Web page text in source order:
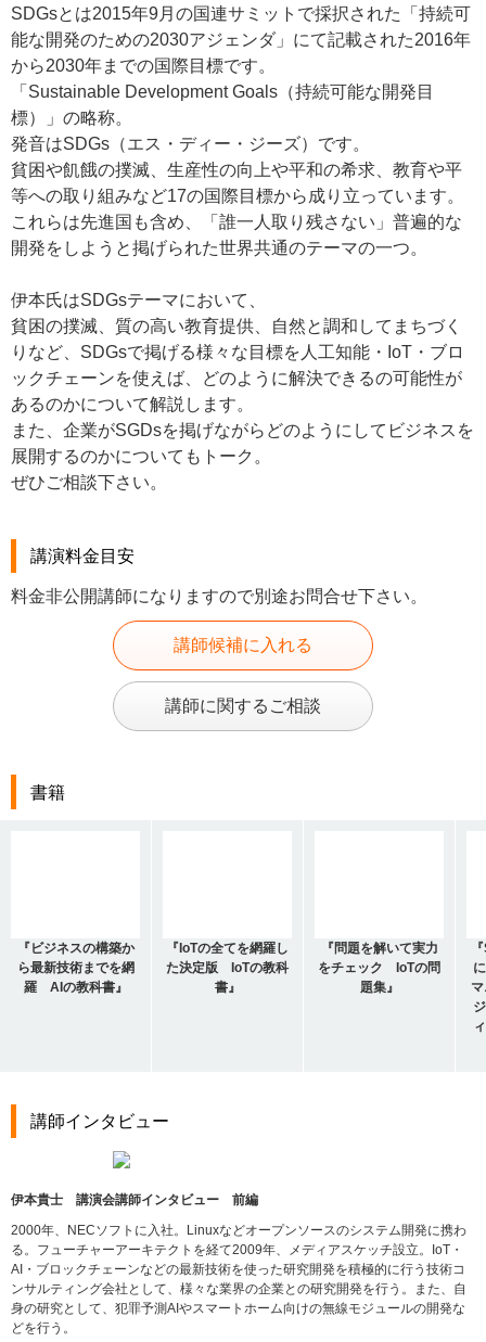
SDGsとは2015年9月の国連サミットで採択された「持続可
能な開発のための2030アジェンダ」にて記載された2016年
から2030年までの国際目標です。
「Sustainable Development Goals（持続可能な開発目
標）」の略称。
発音はSDGs（エス・ディー・ジーズ）です。
貧困や飢餓の撲滅、生産性の向上や平和の希求、教育や平
等への取り組みなど17の国際目標から成り立っています。
これらは先進国も含め、「誰一人取り残さない」普遍的な
開発をしようと掲げられた世界共通のテーマの一つ。
伊本氏はSDGsテーマにおいて、
貧困の撲滅、質の高い教育提供、自然と調和してまちづく
りなど、SDGsで掲げる様々な目標を人工知能・IoT・ブロ
ックチェーンを使えば、どのように解決できるの可能性が
あるのかについて解説します。
また、企業がSGDsを掲げながらどのようにしてビジネスを
展開するのかについてもトーク。
ぜひご相談下さい。
講演料金目安
料金非公開講師になりますので別途お問合せ下さい。
講師候補に入れる
講師に関するご相談
書籍
『ビジネスの構築か
ら最新技術までを網
羅 AIの教科書』
『IoTの全てを網羅し
た決定版 IoTの教科
書』
『問題を解いて実力
をチェック IoTの問
題集』
講師インタビュー
伊本貴士 講演会講師インタビュー 前編
2000年、NECソフトに入社。Linuxなどオープンソースのシステム開発に携わ
る。フューチャーアーキテクトを経て2009年、メディアスケッチ設立。IoT・
AI・ブロックチェーンなどの最新技術を使った研究開発を積極的に行う技術コ
ンサルティング会社として、様々な業界の企業との研究開発を行う。また、自
身の研究として、犯罪予測AIやスマートホーム向けの無線モジュールの開発な
どを行う。